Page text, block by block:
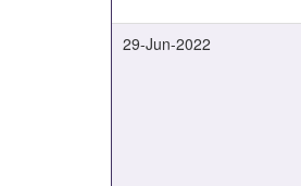
29-Jun-2022